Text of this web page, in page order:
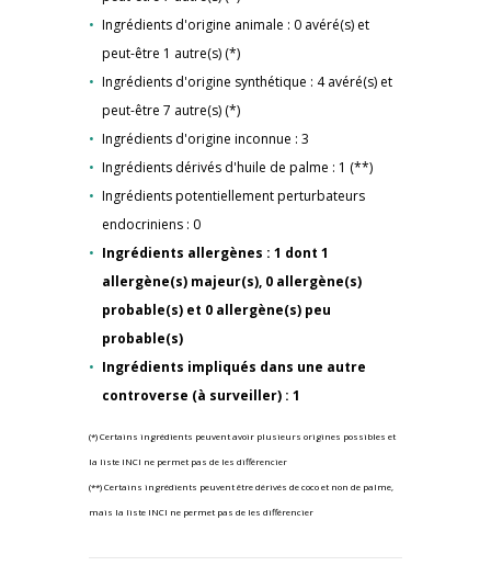
Ingrédients d'origine animale : 0 avéré(s) et
peut-être 1 autre(s) (*)
Ingrédients d'origine synthétique : 4 avéré(s) et
peut-être 7 autre(s) (*)
Ingrédients d'origine inconnue : 3
Ingrédients dérivés d'huile de palme : 1 (**)
Ingrédients potentiellement perturbateurs
endocriniens : 0
Ingrédients allergènes : 1 dont 1
allergène(s) majeur(s), 0 allergène(s)
probable(s) et 0 allergène(s) peu
probable(s)
Ingrédients impliqués dans une autre
controverse (à surveiller) : 1
(*) Certains ingrédients peuvent avoir plusieurs origines possibles et
la liste INCI ne permet pas de les différencier
(**) Certains ingrédients peuvent être dérivés de coco et non de palme,
mais la liste INCI ne permet pas de les différencier